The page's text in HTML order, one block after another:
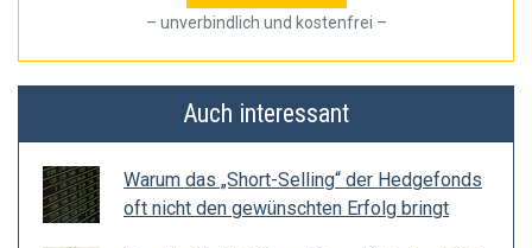
– unverbindlich und kostenfrei –
Auch interessant
Warum das „Short-Selling“ der Hedgefonds
oft nicht den gewünschten Erfolg bringt